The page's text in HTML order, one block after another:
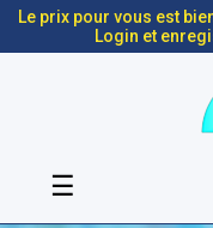
Le prix pour vous est
Login et
Basculer
☰